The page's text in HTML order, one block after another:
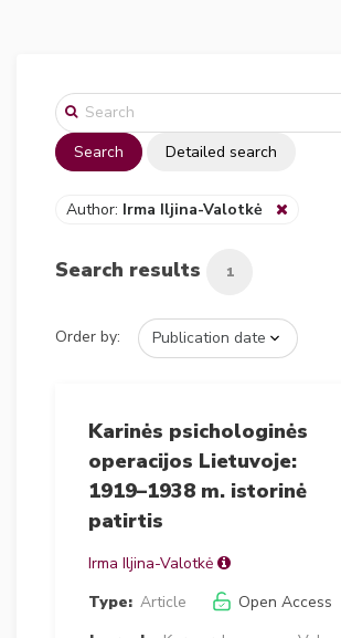
Search Detailed search
Author: Irma Iljina-Valotkė
Search results 1
Order by:
Karinės psichologinės
operacijos Lietuvoje:
1919–1938 m. istorinė
patirtis
Irma Iljina-Valotkė
Type: Article
Open Access